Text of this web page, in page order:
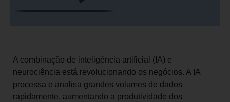
A combinação de inteligência artificial (IA) e
neurociência está revolucionando os negócios. A IA
processa e analisa grandes volumes de dados
rapidamente, aumentando a produtividade dos